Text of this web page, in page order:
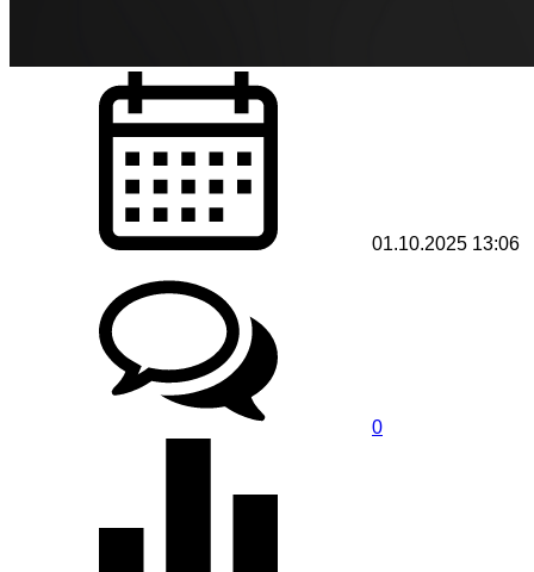
01.10.2025 13:06
0